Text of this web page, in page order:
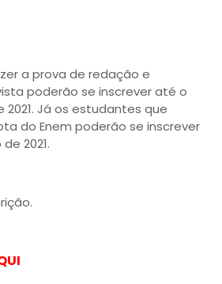
a prova de redação e
poderão se inscrever até o
2021. Já os estudantes que
do Enem poderão se inscrever
2021.